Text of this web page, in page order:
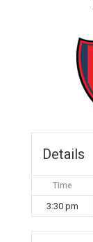
Details
Time
3:30 pm